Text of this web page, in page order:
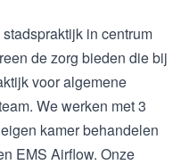
in centrum
de zorg bieden die bij
voor algemene
We werken met 3
kamer behandelen
EMS Airflow. Onze